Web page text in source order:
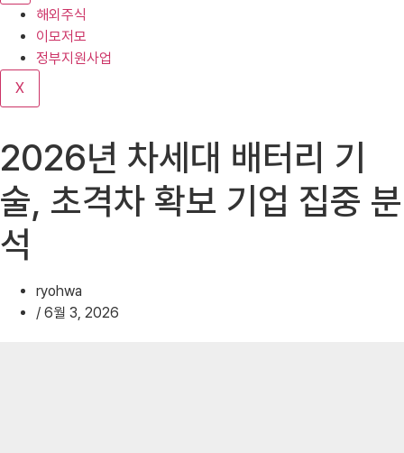
기
해외주식
이모저모
정부지원사업
X
2026년 차세대 배터리 기
술, 초격차 확보 기업 집중 분
석
ryohwa
/ 6월 3, 2026